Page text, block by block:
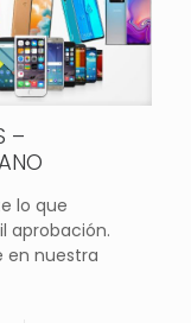
–
lo que
aprobación.
en nuestra